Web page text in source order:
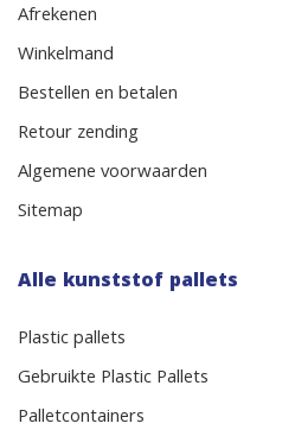
Afrekenen
Winkelmand
Bestellen en betalen
Retour zending
Algemene voorwaarden
Sitemap
Alle kunststof pallets
Plastic pallets
Gebruikte Plastic Pallets
Palletcontainers